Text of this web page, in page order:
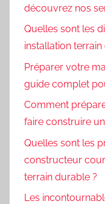
découvrez nos
Quelles sont les
installation terrain
Préparer votre
guide complet
Comment
faire construire
Quelles sont les
constructeur
terrain durable ?
Les